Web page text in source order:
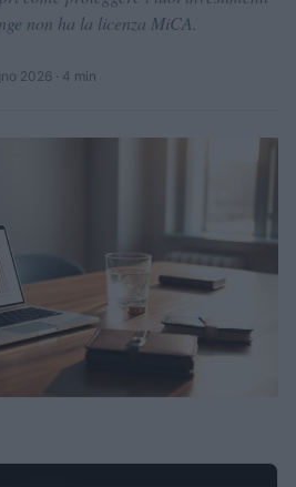
non ha la licenza MiCA.
2026 · 4 min